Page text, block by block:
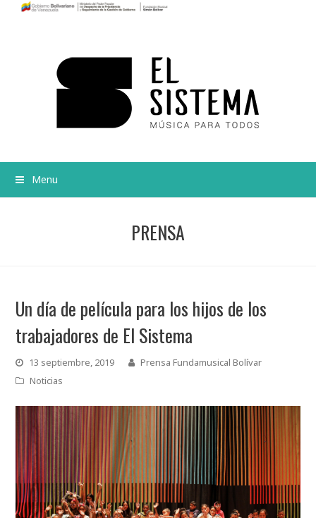
Menu
PRENSA
Un día de película para los hijos de los
trabajadores de El Sistema
13 septiembre, 2019
Prensa Fundamusical Bolívar
Noticias